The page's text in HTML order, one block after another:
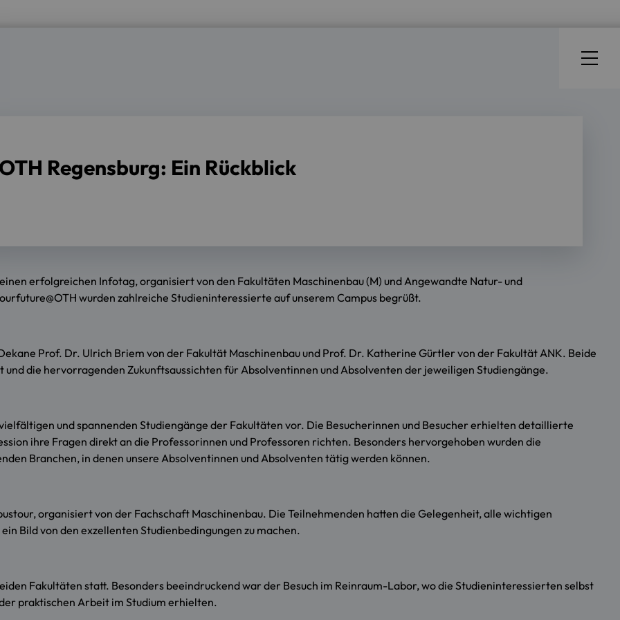
Regensburg: Ein Rückblick
erfolgreichen Infotag, organisiert von den Fakultäten Maschinenbau (M) und Angewandte Natur- und
wurden zahlreiche Studieninteressierte auf unserem Campus begrüßt.
Prof. Dr. Ulrich Briem von der Fakultät Maschinenbau und Prof. Dr. Katherine Gürtler von der Fakultät ANK. Beide
die hervorragenden Zukunftsaussichten für Absolventinnen und Absolventen der jeweiligen Studiengänge.
und spannenden Studiengänge der Fakultäten vor. Die Besucherinnen und Besucher erhielten detaillierte
ihre Fragen direkt an die Professorinnen und Professoren richten. Besonders hervorgehoben wurden die
Branchen, in denen unsere Absolventinnen und Absolventen tätig werden können.
organisiert von der Fachschaft Maschinenbau. Die Teilnehmenden hatten die Gelegenheit, alle wichtigen
Bild von den exzellenten Studienbedingungen zu machen.
Fakultäten statt. Besonders beeindruckend war der Besuch im Reinraum-Labor, wo die Studieninteressierten selbst
praktischen Arbeit im Studium erhielten.